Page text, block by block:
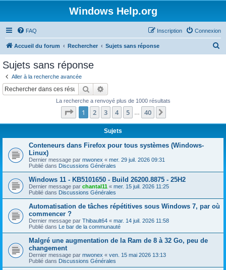
Windows Help.org
FAQ Connexion
Inscription
Accueil du forum Rechercher Sujets sans réponse
Sujets sans réponse
Aller à la recherche avancée
Rechercher
La recherche a renvoyé plus de 1000 résultats
Page 1sur40
1 2 3 4 5 40
Sujets
Conteneurs dans Firefox pour tous systèmes (Windows-
Linux)
Dernier message par mwonex « mer. 29 juil. 2026 09:31
Publié dans Discussions Générales
Windows 11 - KB5101650 - Build 26200.8875 - 25H2
Dernier message par chantal11 « mer. 15 juil. 2026 11:25
Publié dans Discussions Générales
Automatisation de tâches répétitives sous Windows 7, par où
commencer ?
Dernier message par Thibault64 « mar. 14 juil. 2026 11:58
Publié dans Le bar de la communauté
Malgré une augmentation de la Ram de 8 à 32 Go, peu de
changement
Dernier message par mwonex « ven. 15 mai 2026 13:13
Publié dans Discussions Générales